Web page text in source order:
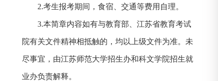
2.考生报考期间，食宿、交通等费用自理。
3.本简章内容如有与教育部、江苏省教育考试
院有关文件精神相抵触的，均以上级文件为准。未
尽事宜，由江苏师范大学招生办和科文学院招生就
业办负责解释。